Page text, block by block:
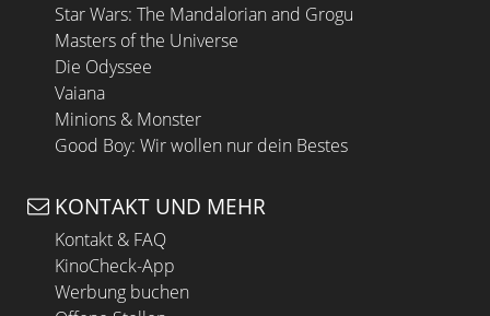
Star Wars: The Mandalorian and Grogu
Masters of the Universe
Die Odyssee
Vaiana
Minions & Monster
Good Boy: Wir wollen nur dein Bestes
KONTAKT UND MEHR
Kontakt & FAQ
KinoCheck-App
Werbung buchen